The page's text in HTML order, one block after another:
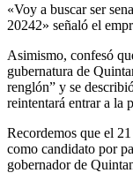
«Voy a buscar ser
20242» señaló el
Asimismo, confesó
gubernatura de
renglón” y se
reintentará entrar a la
Recordemos que el
como candidato por
gobernador de